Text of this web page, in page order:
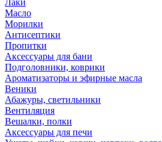
Лаки
Масло
Морилки
Антисептики
Пропитки
Аксессуары для бани
Подголовники, коврики
Ароматизаторы и эфирные масла
Веники
Абажуры, светильники
Вентиляция
Вешалки, полки
Аксессуары для печи